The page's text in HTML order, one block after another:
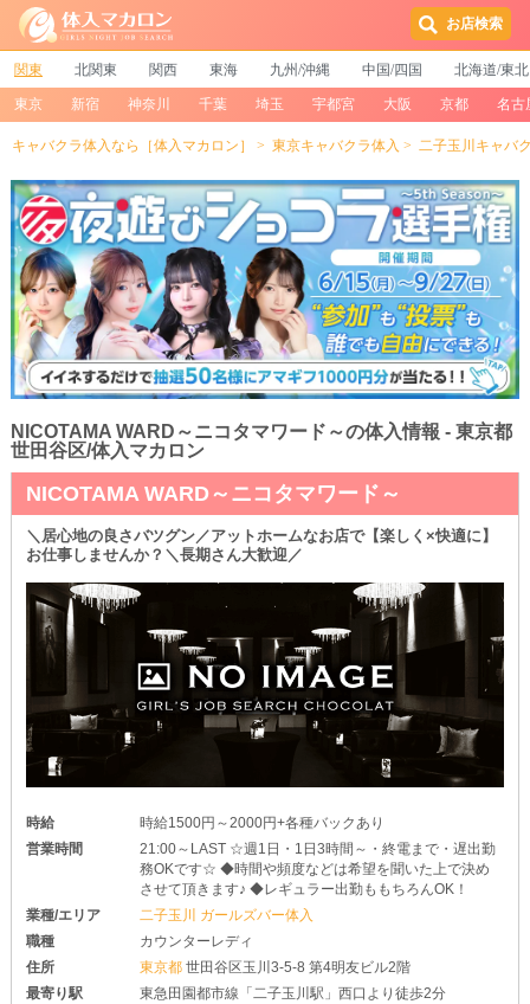
お店検索
関東 北関東 関西 東海 九州/沖縄 中国/四国 北海道/東北
東京 新宿 神奈川 千葉 埼玉 宇都宮 大阪 京都 名古
キャバクラ体入なら［体入マカロン］ 東京キャバクラ体入 二子玉川キャバ
NICOTAMA WARD～ニコタマワード～の体入情報 - 東京都
世田谷区/体入マカロン
NICOTAMA WARD～ニコタマワード～
＼居心地の良さバツグン／アットホームなお店で【楽しく×快適に】
お仕事しませんか？＼長期さん大歓迎／
時給
時給1500円～2000円+各種バックあり
営業時間
21:00～LAST ☆週1日・1日3時間～・終電まで・遅出勤
務OKです☆ ◆時間や頻度などは希望を聞いた上で決め
させて頂きます♪ ◆レギュラー出勤ももちろんOK！
業種/エリア
二子玉川 ガールズバー体入
職種
カウンターレディ
住所
東京都世田谷区玉川3-5-8 第4明友ビル2階
最寄り駅
東急田園都市線「二子玉川駅」西口より徒歩2分